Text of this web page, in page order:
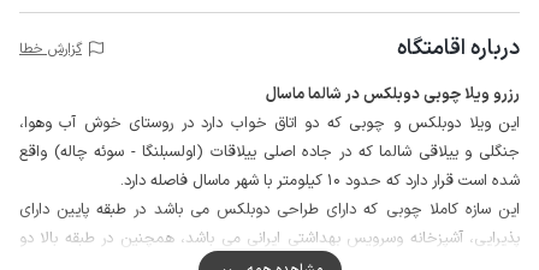
درباره اقامتگاه گزارش خطا
رزرو ویلا چوبی دوبلکس در شالما ماسال
این ویلا دوبلکس و چوبی که دو اتاق خواب دارد در روستای خوش آب وهوا،
جنگلی و ییلاقی شالما که در جاده اصلی ییلاقات (اولسبلنگا - سوئه چاله) واقع
شده است قرار دارد که حدود 10 کیلومتر با شهر ماسال فاصله دارد.
این سازه کاملا چوبی که دارای طراحی دوبلکس می باشد در طبقه پایین دارای
پذیرایی، آشپزخانه وسرویس بهداشتی ایرانی می باشد، همچنین در طبقه بالا دو